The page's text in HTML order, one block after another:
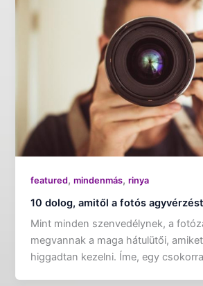
featured,mindenmás,rinya
10 dolog, amitől a fotós
Mint minden szenvedélynek, a
megvannak a maga hátulütői,
higgadtan kezelni. Íme, egy